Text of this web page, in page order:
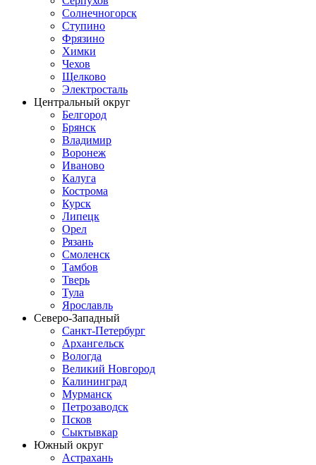
Солнечногорск
Ступино
Фрязино
Химки
Чехов
Щелково
Электросталь
Центральный округ
Белгород
Брянск
Владимир
Воронеж
Иваново
Калуга
Кострома
Курск
Липецк
Орел
Рязань
Смоленск
Тамбов
Тверь
Тула
Ярославль
Северо-Западный
Санкт-Петербург
Архангельск
Вологда
Великий Новгород
Калининград
Мурманск
Петрозаводск
Псков
Сыктывкар
Южный округ
Астрахань